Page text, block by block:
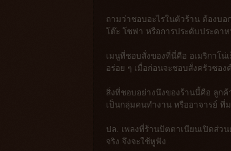
ถามว่าชอบอะไรในตัวร้าน ต้องบ
โต๊ะ โซฟา หรือการประดับประดา
เมนูที่ชอบสั่งของที่นี่คือ อเมริกาโน่
อร่อย ๆ เมื่อก่อนจะชอบสั่งครัวซอ
สิ่งที่ชอบอย่างนึงของร้านนี้คือ ลูก
เป็นกลุ่มคนทำงาน หรืออาจารย์ ที่
ปล. เพลงที่ร้านปัตตาเนียนเปิดส่ว
จริง จึงจะใช้หูฟัง